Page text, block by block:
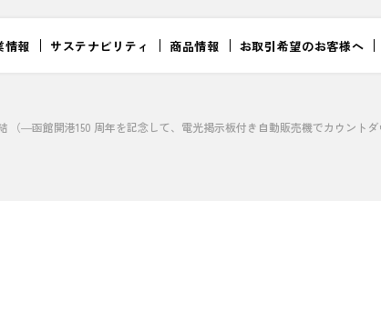
情報 サステナビリティ 商品情報 お取引希望のお客様へ
―函館開港150 周年を記念して、電光掲示板付き自動販売機でカウント